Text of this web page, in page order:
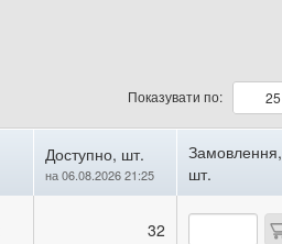
Показувати по: 25
Доступно, шт.
на 06.08.2026 21:25
Замовлення,
шт.
32